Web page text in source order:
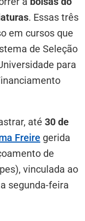
. Essas três
em cursos que
de Seleção
para
até 30 de
Freire gerida
de
vinculada ao
segunda-feira